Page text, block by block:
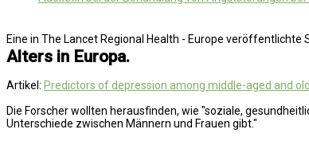
Eine in The Lancet Regional Health - Europe veröffentlichte
Alters in Europa.
Artikel: Predictors of depression among middle-aged and
Die Forscher wollten herausfinden, wie "soziale,
Unterschiede zwischen Männern und Frauen gibt."